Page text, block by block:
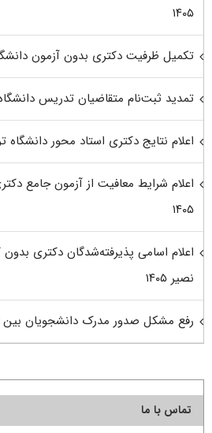
۱۴۰۵
تکمیل ظرفیت دکتری بدون آزمون دانشگاه
تمدید ثبت‌نام متقاضیان تدریس دانشگاه
اعلام نتایج دکتری استاد محور دانشگاه
اعلام شرایط معافیت از آزمون جامع
۱۴۰۵
اعلام اسامی پذیرفته‌شدگان دکتری بدون
نصیر ۱۴۰۵
رفع مشکل صدور مدرک دانشجویان بین
تماس با ما